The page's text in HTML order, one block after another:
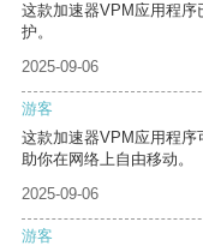
这款加速器VPM应用程
护。
2025-09-06
游客
这款加速器VPM应用程
助你在网络上自由移动。
2025-09-06
游客